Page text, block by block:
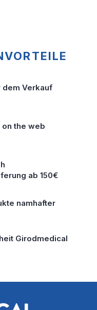
dem Verkauf
the web
ab 150€
namhafter
Girodmedical